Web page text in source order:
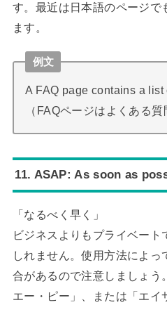
す。最近は日本語のページで
ます。
例文
A FAQ page contains a
（FAQページはよくある
11. ASAP: As soon as
「なるべく早く」
ビジネスよりもプライベー
しれません。使用方法によ
合があるので注意しましょう
エー・ピー」、または「エイ